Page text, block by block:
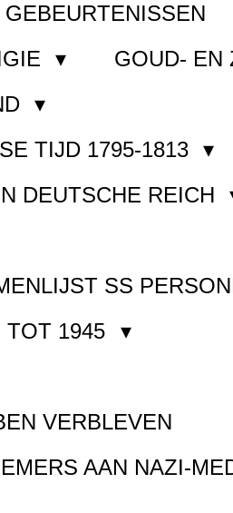
GEBEURTENISSEN
GOUD- EN
TIJD 1795-1813
DEUTSCHE REICH
SS
TOT 1945
VERBLEVEN
AAN NAZI-